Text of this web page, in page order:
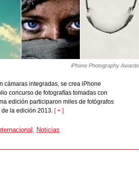
iPhone Photography Awards
cámaras integradas, se crea iPhone
concurso de fotografías tomadas con
edición participaron miles de fotógrafos
la edición 2013. [ + ]
, Noticias